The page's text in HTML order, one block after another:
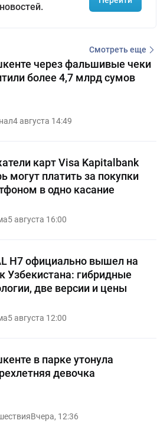
Смотреть еще
через фальшивые чеки
более 4,7 млрд сумов
4 августа 14:49
карт Visa Kapitalbank
могут платить за покупки
в одно касание
5 августа 16:00
H7 официально вышел на
Узбекистана: гибридные
две версии и цены
5 августа 12:00
в парке утонула
девочка
Вчера, 12:36